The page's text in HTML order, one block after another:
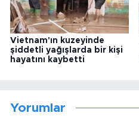
Vietnam'ın kuzeyinde
şiddetli yağışlarda bir kişi
hayatını kaybetti
Yorumlar